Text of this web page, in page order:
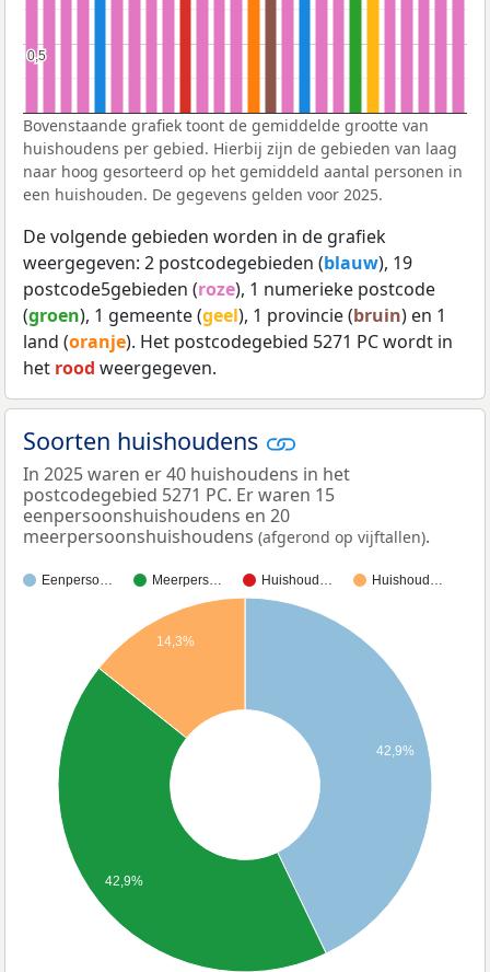
0,5
0,5
Bovenstaande grafiek toont de gemiddelde grootte van
huishoudens per gebied. Hierbij zijn de gebieden van laag
naar hoog gesorteerd op het gemiddeld aantal personen in
een huishouden. De gegevens gelden voor 2025.
De volgende gebieden worden in de grafiek
weergegeven: 2 postcodegebieden (blauw), 19
postcode5gebieden (roze), 1 numerieke postcode
(groen), 1 gemeente (geel), 1 provincie (bruin) en 1
land (oranje). Het postcodegebied 5271 PC wordt in
het rood weergegeven.
Soorten huishoudens
In 2025 waren er 40 huishoudens in het
postcodegebied 5271 PC. Er waren 15
eenpersoonshuishoudens en 20
meerpersoonshuishoudens (afgerond op vijftallen).
Eenperso… Meerpers… Huishoud… Huishoud…
42,9%
14,3%
42,9%